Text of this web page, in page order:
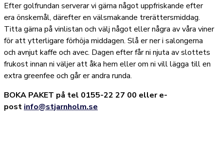
Efter golfrundan serverar vi gärna något uppfriskande efter
era önskemål, därefter en välsmakande trerättersmiddag.
Titta gärna på vinlistan och välj något eller några av våra viner
för att ytterligare förhöja middagen. Slå er ner i salongerna
och avnjut kaffe och avec. Dagen efter får ni njuta av slottets
frukost innan ni väljer att åka hem eller om ni vill lägga till en
extra greenfee och går er andra runda.
BOKA PAKET på tel 0155-22 27 00 eller e-
postinfo@stjarnholm.se